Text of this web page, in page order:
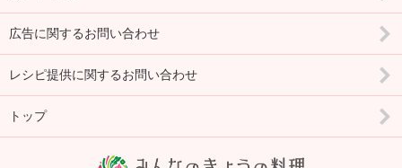
広告に関するお問い合わせ
レシピ提供に関するお問い合わせ
トップ